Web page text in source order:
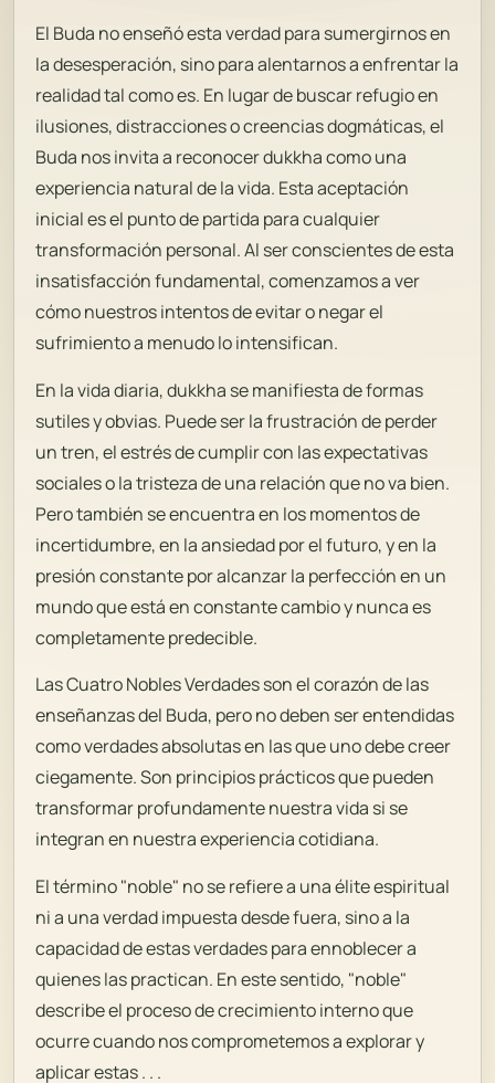
El Buda no enseñó esta verdad para sumergirnos en
la desesperación, sino para alentarnos a enfrentar la
realidad tal como es. En lugar de buscar refugio en
ilusiones, distracciones o creencias dogmáticas, el
Buda nos invita a reconocer dukkha como una
experiencia natural de la vida. Esta aceptación
inicial es el punto de partida para cualquier
transformación personal. Al ser conscientes de esta
insatisfacción fundamental, comenzamos a ver
cómo nuestros intentos de evitar o negar el
sufrimiento a menudo lo intensifican.
En la vida diaria, dukkha se manifiesta de formas
sutiles y obvias. Puede ser la frustración de perder
un tren, el estrés de cumplir con las expectativas
sociales o la tristeza de una relación que no va bien.
Pero también se encuentra en los momentos de
incertidumbre, en la ansiedad por el futuro, y en la
presión constante por alcanzar la perfección en un
mundo que está en constante cambio y nunca es
completamente predecible.
Las Cuatro Nobles Verdades son el corazón de las
enseñanzas del Buda, pero no deben ser entendidas
como verdades absolutas en las que uno debe creer
ciegamente. Son principios prácticos que pueden
transformar profundamente nuestra vida si se
integran en nuestra experiencia cotidiana.
El término "noble" no se refiere a una élite espiritual
ni a una verdad impuesta desde fuera, sino a la
capacidad de estas verdades para ennoblecer a
quienes las practican. En este sentido, "noble"
describe el proceso de crecimiento interno que
ocurre cuando nos comprometemos a explorar y
aplicar estas . . .